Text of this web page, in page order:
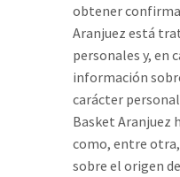
obtener
Aranjuez está
personales y, en
información
carácter
Basket Aranjuez
como, entre
sobre el origen